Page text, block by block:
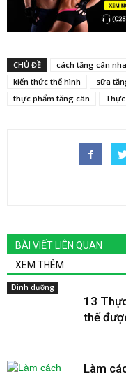
CHỦ ĐỀ cách tăng cân
kiến thức thể hình
sữa
thực phẩm tăng cân
BÀI VIẾT LIÊN QUAN
XEM THÊM
Dinh dưỡng
13
thế
Làm